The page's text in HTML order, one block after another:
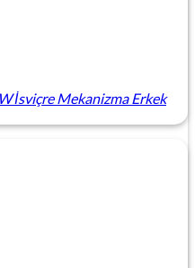
İsviçre Mekanizma Erkek